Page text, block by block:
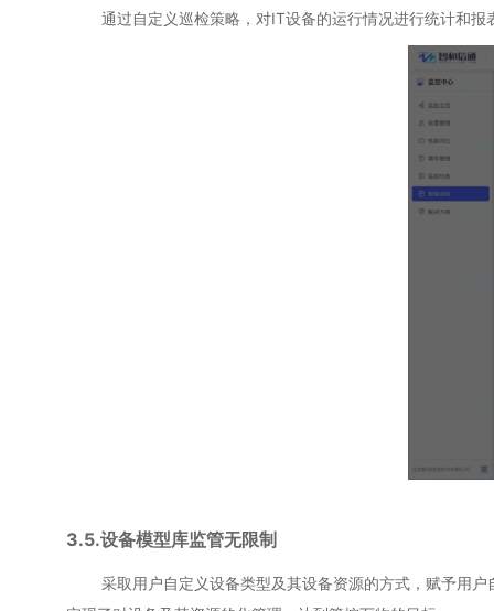
通过自定义巡检策略，对IT设备的运行情况进行统计和报
3.5.设备模型库监管无限制
采取用户自定义设备类型及其设备资源的方式，赋予用户